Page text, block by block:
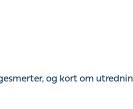
og kort om utredning og